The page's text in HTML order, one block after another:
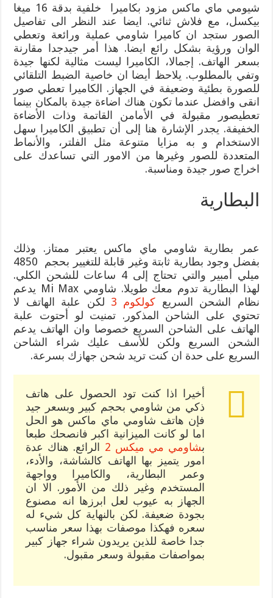
شيومي ماي ماكس مزود بكاميرا خلفية بدقة 16 ميغا
بيكسل، مع فلاش ثنائي. ايضا عند النظر الى تفاصيل
الصور ستجد ان كاميرا شاومي عملية ورائعة وتعطي
الوان ورؤية بشكل رائع ايضا. هذا أمر جيدجدا مقارنة
بسعر الهاتف. إجمالا، الكاميرا ليست مثالية لكنها جيدة
وتفي بالمطلوب. يلاحظ أيضا ان خاصية الضبط التلقائي
للصورة بطئية وضعيفة في الجهاز. الكاميرا تعطي صور
انقى وافضل عندما تكون هناك اضاءة جيدة بالمكان بينما
تعطيصور مقبولة في الأمامن القاتمة وذات الأضاءة
الخفيفة. يجدر الإشارة هنا إلى أن تطبيق الكاميرا سهل
الاستخدام و به مزايا متنوعة مثل الفلتر، والأنماط
المتعددة للصور وغيرها من الامور التي تساعدك على
اخراج صور جيدة ومناسبة.
البطارية
عمر بطارية شاومي ماي ماكس يعتبر ممتاز. وذلك
بفضل وجود بطارية ثابتة وغير قابلة للتغيير بحجم 4850
ميلي أمبير والتي تحتاج إلى 4 ساعات للشحن الكلي.
لهذا البطارية تدوم معك طويلا. شاومي Mi Max يدعم
نظام الشحن السريع كولكوم 3
لكن علبة الهاتف لا
تحتوي على الشاحن المذكور. تمنيت لو أحتوت علبة
الهاتف على الشاحن السريع خصوصا وان الهاتف يدعم
الشحن السريع ولكن للأسف عليك شراء الشاحن
السريع على حدة ان كنت تريد شحن جهازك بسرعة.
أخيرا اذا كنت تود الحصول على هاتف
ذكي من شاومي بحجم كبير وبسعر جيد
فإن هاتف شاومي ماي ماكس هو الحل
اما لو كانت الميزانية اكبر فانصحك طبعا
بشاومي مي ميكس 2
الرائع. هناك عدة
امور يتميز بها الهاتف كالشاشة، والأدء،
وعمر البطارية، والكاميرا وواجهة
المستخدم وغير ذلك من الأمور. الا ان
الجهاز به عيوب لعل ابرزها انه مصنوع
بجودة ضعيفة. لكن بالنهاية كل شيء له
سعره فهكذا موصفات بهذا سعر مناسب
جدا خاصة للذين يريدون شراء جهاز كبير
بمواصفات مقبولة وسعر مقبول.